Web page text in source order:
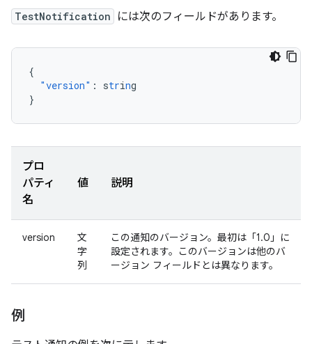
TestNotification には次のフィールドがあります。
{
"version" : string
}
プロ
パティ
名
値 説明
version
文
字
列
この通知のバージョン。最初は「1.0」に
設定されます。このバージョンは他のバ
ージョン フィールドとは異なります。
例